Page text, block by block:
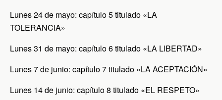
Lunes 24 de mayo: capítulo 5 titulado «LA
TOLERANCIA»
Lunes 31 de mayo: capítulo 6 titulado «LA LIBERTAD»
Lunes 7 de junio: capítulo 7 titulado «LA ACEPTACIÓN»
Lunes 14 de junio: capítulo 8 titulado «EL RESPETO»